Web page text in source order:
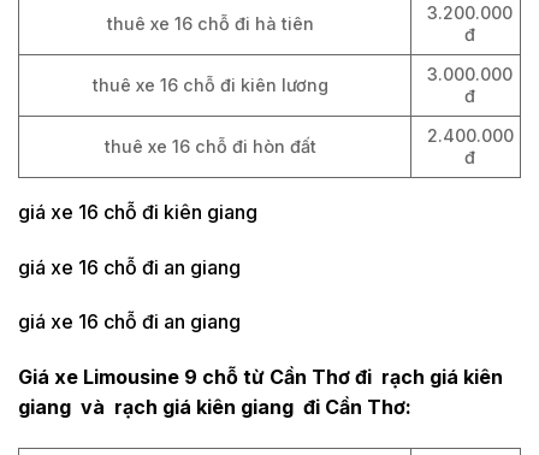
thuê xe 16 chỗ đi hà tiên
3.200.000
đ
thuê xe 16 chỗ đi kiên lương
3.000.000
đ
thuê xe 16 chỗ đi hòn đất
2.400.000
đ
giá xe 16 chỗ đi kiên giang
giá xe 16 chỗ đi an giang
giá xe 16 chỗ đi an giang
Giá xe Limousine 9 chỗ từ Cần Thơ đi rạch giá kiên
giang và rạch giá kiên giang đi Cần Thơ: